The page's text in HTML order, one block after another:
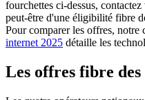
fourchettes ci-dessus,
peut-être d'une éligibilité fibre
Pour comparer les offres, notre
internet 2025 détaille les
Les offres fibre